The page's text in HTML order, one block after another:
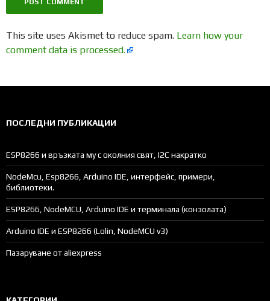
This site uses Akismet to reduce spam. Learn how your
comment data is processed.
ПОСЛЕДНИ ПУБЛИКАЦИИ
ESP8266 и връзката му с околния свят, I2C накратко
NodeMcu, Esp8266, Arduino IDE, интерфейс, примери,
библиотеки.
ESP8266, NodeMCU, Arduino IDE и терминала (конзолата)
Arduino IDE и ESP8266 (Lolin, NodeMCU v3)
Пазаруване от aliexpress